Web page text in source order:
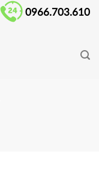
0966.703.610